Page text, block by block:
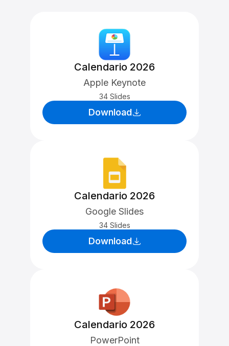
Calendario 2026
Apple Keynote
34 Slides
Download
Calendario 2026
Google Slides
34 Slides
Download
Calendario 2026
PowerPoint